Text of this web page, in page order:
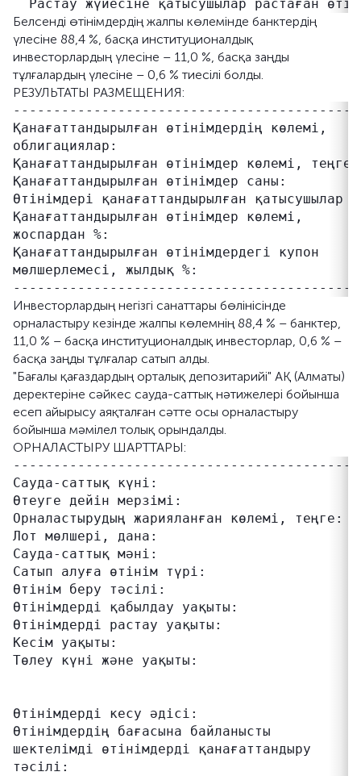
Белсенді өтінімдердің жалпы көлемінде банктердің
үлесіне 88,4 %, басқа институционалдық
инвесторлардың үлесіне – 11,0 %, басқа заңды
тұлғалардың үлесіне – 0,6 % тиесілі болды.
РЕЗУЛЬТАТЫ РАЗМЕЩЕНИЯ:
Қанағаттандырылған өтінімдердің
облигациялар:
Қанағаттандырылған өтінімдер көлемі,
Қанағаттандырылған өтінімдер саны:
Өтінімдері қанағаттандырылған қатысушылар
Қанағаттандырылған өтінімдер көлемі,
жоспардан %:
Қанағаттандырылған өтінімдердегі купон
мөлшерлемесі, жылдық %:
Инвесторлардың негізгі санаттары бөлінісінде
орналастыру кезінде жалпы көлемнің 88,4 % – банктер,
11,0 % – басқа институционалдық инвесторлар, 0,6 % –
басқа заңды тұлғалар сатып алды.
"Бағалы қағаздардың орталық депозитарийі" АҚ (Алматы)
деректеріне сәйкес сауда-саттық нәтижелері бойынша
есеп айырысу аяқталған сәтте осы орналастыру
бойынша мәмілел толық орындалды.
ОРНАЛАСТЫРУ ШАРТТАРЫ:
Сауда-саттық күні:
Өтеуге дейін мерзімі:
Орналастырудың жарияланған көлемі, теңге:
Лот мөлшері, дана:
Сауда-саттық мәні:
Сатып алуға өтінім түрі:
Өтінім беру тәсілі:
Өтінімдерді қабылдау уақыты:
Өтінімдерді растау уақыты:
Кесім уақыты:
Төлеу күні және уақыты:
Өтінімдерді кесу әдісі:
Өтінімдердің бағасына байланысты
шектелімді өтінімдерді қанағаттандыру
тәсілі: